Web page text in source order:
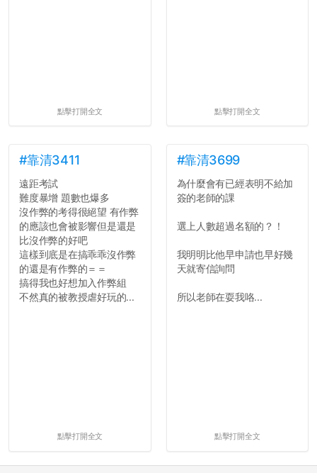
點擊打開全文 點擊打開全文
#靠清3411
遠距考試
難度暴增 題數也爆多
沒作弊的考得很絕望 有作弊
的應該也會被影響但是還是
比沒作弊的好吧
這樣到底是在搞乖乖沒作弊
的還是有作弊的＝＝
搞得我也好想加入作弊組
不然真的被教授虐好玩的...
點擊打開全文
#靠清3699
為什麼會有已經表明不給加
簽的老師的課
選上人數超過名額的？！
我明明比他早申請也早好幾
天就寄信詢問
所以老師在耍我咯...
點擊打開全文